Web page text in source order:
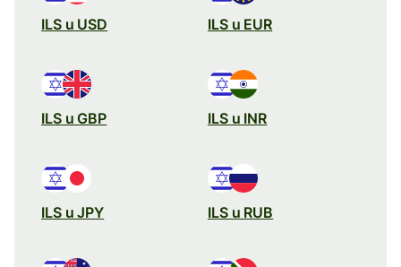
ILS u USD ILS u EUR
ILS u GBP ILS u INR
ILS u JPY ILS u RUB